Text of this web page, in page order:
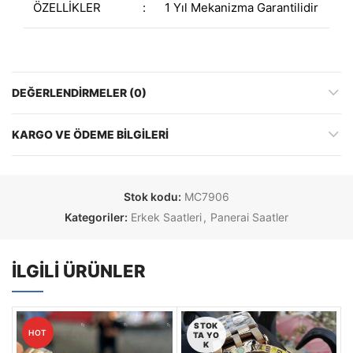
ÖZELLİKLER : 1 Yıl Mekanizma Garantilidir
DEĞERLENDIRMELER (0)
KARGO VE ÖDEME BILGILERI
Stok kodu: MC7906
Kategoriler: Erkek Saatleri , Panerai Saatler
İLGILI ÜRÜNLER
HOT
STOK
TA YO
K